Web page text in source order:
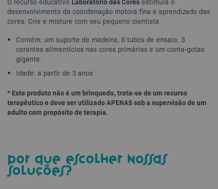
desenvolvimento da coordenação motora fina e aprendizado das
cores. Crie e misture com seu pequeno cientista.
Contém: um suporte de madeira, 6 tubos de ensaio, 3
corantes alimentícios nas cores primárias e um conta-gotas
gigante.
Idade: a partir de 3 anos
* Este produto não é um brinquedo, trata-se de um recurso
terapêutico e deve ser utilizado APENAS sob a supervisão de um
adulto com propósito de terapia.
por que escolher nossas
soluções?